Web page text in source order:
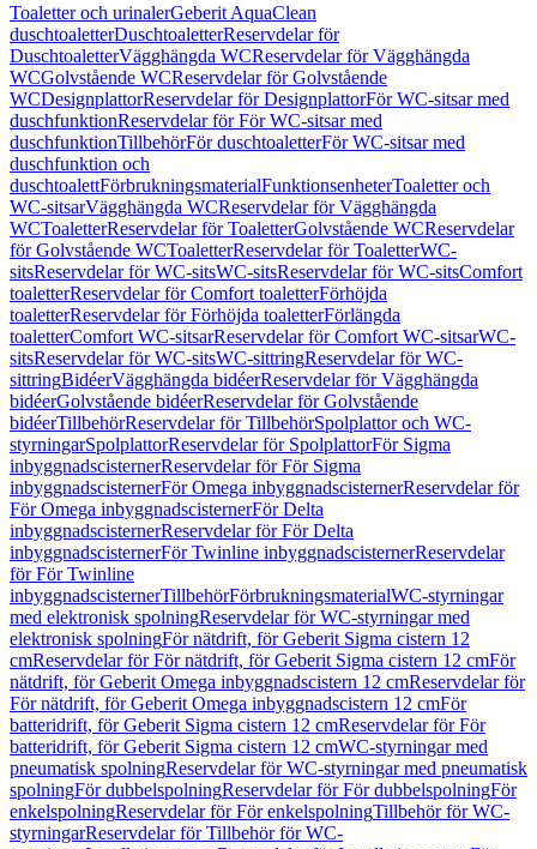
Toaletter och urinalerGeberit AquaClean
duschtoaletterDuschtoaletterReservdelar för
DuschtoaletterVägghängda WCReservdelar för Vägghängda
WCGolvstående WCReservdelar för Golvstående
WCDesignplattorReservdelar för DesignplattorFör WC-sitsar med
duschfunktionReservdelar för För WC-sitsar med
duschfunktionTillbehörFör duschtoaletterFör WC-sitsar med
duschfunktion och
duschtoalettFörbrukningsmaterialFunktionsenheterToaletter och
WC-sitsarVägghängda WCReservdelar för Vägghängda
WCToaletterReservdelar för ToaletterGolvstående WCReservdelar
för Golvstående WCToaletterReservdelar för ToaletterWC-
sitsReservdelar för WC-sitsWC-sitsReservdelar för WC-sitsComfort
toaletterReservdelar för Comfort toaletterFörhöjda
toaletterReservdelar för Förhöjda toaletterFörlängda
toaletterComfort WC-sitsarReservdelar för Comfort WC-sitsarWC-
sitsReservdelar för WC-sitsWC-sittringReservdelar för WC-
sittringBidéerVägghängda bidéerReservdelar för Vägghängda
bidéerGolvstående bidéerReservdelar för Golvstående
bidéerTillbehörReservdelar för TillbehörSpolplattor och WC-
styrningarSpolplattorReservdelar för SpolplattorFör Sigma
inbyggnadscisternerReservdelar för För Sigma
inbyggnadscisternerFör Omega inbyggnadscisternerReservdelar för
För Omega inbyggnadscisternerFör Delta
inbyggnadscisternerReservdelar för För Delta
inbyggnadscisternerFör Twinline inbyggnadscisternerReservdelar
för För Twinline
inbyggnadscisternerTillbehörFörbrukningsmaterialWC-styrningar
med elektronisk spolningReservdelar för WC-styrningar med
elektronisk spolningFör nätdrift, för Geberit Sigma cistern 12
cmReservdelar för För nätdrift, för Geberit Sigma cistern 12 cmFör
nätdrift, för Geberit Omega inbyggnadscistern 12 cmReservdelar för
För nätdrift, för Geberit Omega inbyggnadscistern 12 cmFör
batteridrift, för Geberit Sigma cistern 12 cmReservdelar för För
batteridrift, för Geberit Sigma cistern 12 cmWC-styrningar med
pneumatisk spolningReservdelar för WC-styrningar med pneumatisk
spolningFör dubbelspolningReservdelar för För dubbelspolningFör
enkelspolningReservdelar för För enkelspolningTillbehör för WC-
styrningarReservdelar för Tillbehör för WC-